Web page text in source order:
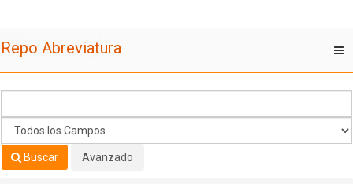
Alexandre'
Repo Abreviatura
Buscar Avanzado